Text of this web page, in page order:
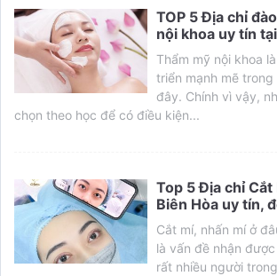
TOP 5 Địa chỉ
nội khoa uy tín
Thẩm mỹ nội khoa
triển mạnh mẽ
đây. Chính vì vậy,
chọn theo học để có điều kiện...
Top 5 Địa chỉ Cắt
Biên Hòa uy tín,
Cắt mí, nhấn mí ở
là vấn đề nhận
rất nhiều người